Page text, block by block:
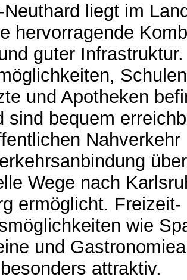
Neuthard liegt im
hervorragende
guter Infrastruktur.
und Apotheken
sind bequem
Wege nach
ermöglicht. Freizeit-
wie
und
attraktiv.